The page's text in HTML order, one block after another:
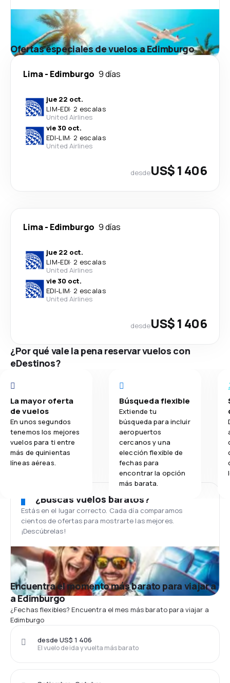
Ofertas especiales de vuelos a Edimburgo
Lima- Edimburgo 9 días
jue 22 oct.
LIM-EDI· 2 escalas
United Airlines
vie 30 oct.
EDI-LIM· 2 escalas
United Airlines
desdeUS$ 1 406
Lima- Edimburgo 9 días
jue 22 oct.
LIM-EDI· 2 escalas
United Airlines
vie 30 oct.
EDI-LIM· 2 escalas
United Airlines
desdeUS$ 1 406
¿Por qué vale la pena reservar vuelos con
eDestinos?
La mayor oferta
de vuelos
En unos segundos
tenemos los mejores
vuelos para ti entre
más de quinientas
líneas aéreas.
Búsqueda flexible
Extiende tu
búsqueda para incluir
aeropuertos
cercanos y una
elección flexible de
fechas para
encontrar la opción
más barata.
¿Buscas vuelos baratos?
Estás en el lugar correcto. Cada día comparamos
cientos de ofertas para mostrarte las mejores.
¡Descúbrelas!
Encuentra el momento más barato para viajar a
a Edimburgo
¿Fechas flexibles? Encuentra el mes más barato para viajar a
Edimburgo
El vuelo de ida y vuelta más barato
desde US$ 1 406